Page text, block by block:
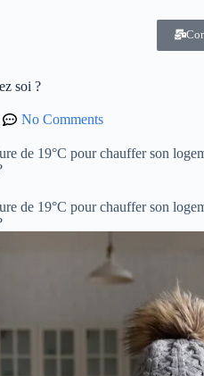
soi ?
No Comments
de 19°C pour chauffer son
de 19°C pour chauffer son